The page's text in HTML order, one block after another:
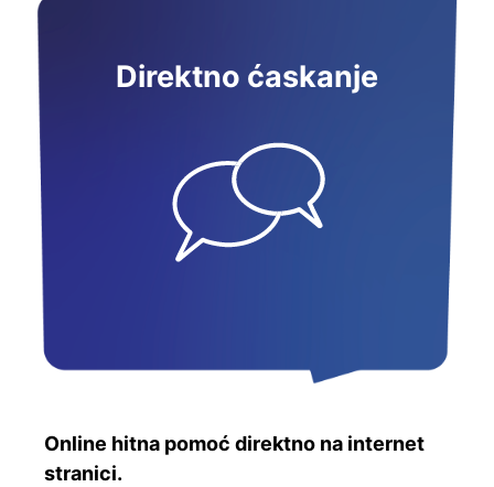
Direktno ćaskanje
Online hitna pomoć direktno na internet
stranici.